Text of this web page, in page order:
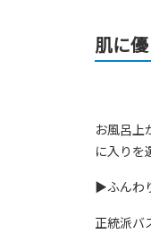
肌に
お風呂上
に入りを
▶︎ふんわ
正統派バ